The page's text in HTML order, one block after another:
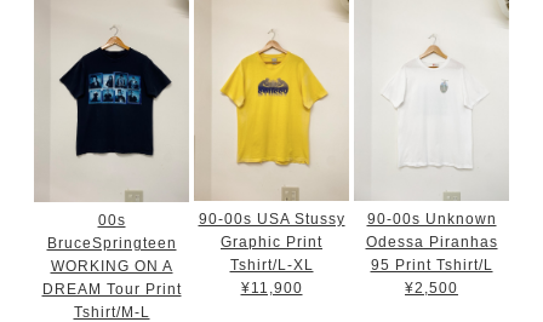
00s
BruceSpringteen
WORKING ON A
DREAM Tour Print
Tshirt/M-L
90-00s USA Stussy
Graphic Print
Tshirt/L-XL
¥11,900
90-00s Unknown
Odessa Piranhas
95 Print Tshirt/L
¥2,500